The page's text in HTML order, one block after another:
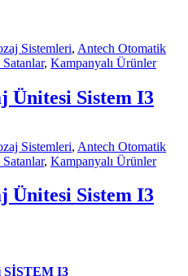
Sistemleri, Antech Otomatik
, Kampanyalı Ürünler
Ünitesi Sistem I3
Sistemleri, Antech Otomatik
, Kampanyalı Ürünler
Ünitesi Sistem I3
SİSTEM I3